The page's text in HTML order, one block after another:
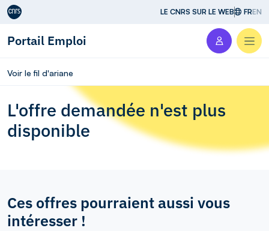
Aller au contenu LE CNRS SUR LE WEB FREN
Portail Emploi
Voir le fil d'ariane
L'offre demandée n'est plus
disponible
Ces offres pourraient aussi vous
intéresser !